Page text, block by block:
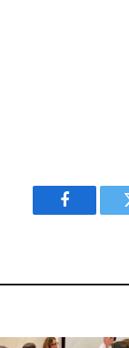
Facebook